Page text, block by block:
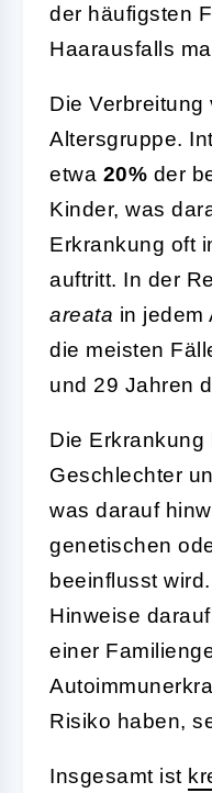
der häufigsten
Haarausfalls
Die
Altersgruppe.
etwa 20% der
Kinder, was
Erkrankung oft
auftritt. In der
areata in jedem
die meisten
und 29 Jahren
Die Erkrankung
Geschlechter
was darauf
genetischen
beeinflusst
Hinweise
einer
Risiko haben,
Insgesamt ist